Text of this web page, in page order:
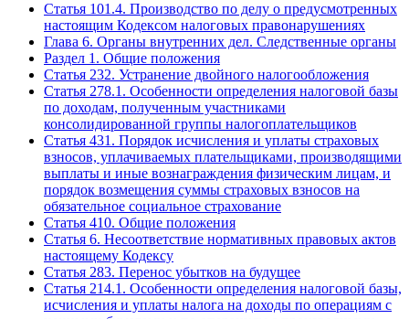
Статья 101.4. Производство по делу о предусмотренных
настоящим Кодексом налоговых правонарушениях
Глава 6. Органы внутренних дел. Следственные органы
Раздел 1. Общие положения
Статья 232. Устранение двойного налогообложения
Статья 278.1. Особенности определения налоговой базы
по доходам, полученным участниками
консолидированной группы налогоплательщиков
Статья 431. Порядок исчисления и уплаты страховых
взносов, уплачиваемых плательщиками, производящими
выплаты и иные вознаграждения физическим лицам, и
порядок возмещения суммы страховых взносов на
обязательное социальное страхование
Статья 410. Общие положения
Статья 6. Несоответствие нормативных правовых актов
настоящему Кодексу
Статья 283. Перенос убытков на будущее
Статья 214.1. Особенности определения налоговой базы,
исчисления и уплаты налога на доходы по операциям с